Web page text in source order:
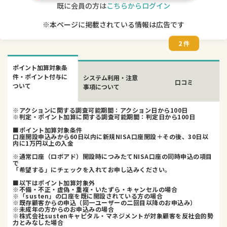
既に会員の方はこちらからログイン
※本ページに掲載されている情報は広告です
ポイント加算対象条
件・ポイント付与に
ついて
システム利用・注意
事項について
口コミ
2 件
※アクションに関する調査可能期間：アクション日から100日
※判定・ポイント加算に関する調査可能期間：判定日から100日
■ポイント加算対象条件
口座開設申込みから60日以内に新規NISA口座開設＋その後、30日以
内に1万円以上の入金
※通常口座（ロボアド）開設時につみたてNISA口座の同時申込の項目
で
「希望する」にチェックを入れてお申し込みください。
■以下はポイント加算対象外
※不備・不正・虚偽・重複・いたずら・キャンセルの場合
※「susten」の口座を既に開設されている方の場合
※既存顧客からの申込（同一ユーザーの二回目以降のお申込み）
※未成年の方からのお申込みの場合
※株式会社sustenキャピタル・マネジメントが対象顧客を反社会的勢
力とみなした場合